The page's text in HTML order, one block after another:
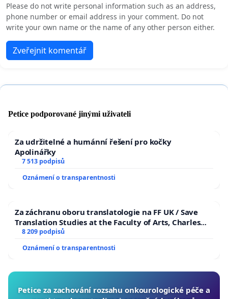
Please do not write personal information such as an address,
phone number or email address in your comment. Do not
write your own name or the name of any other person either.
Zveřejnit komentář
Petice podporované jinými uživateli
Za udržitelné a humánní řešení pro kočky
Apolinářky
7 513 podpisů
Oznámení o transparentnosti
Za záchranu oboru translatologie na FF UK / Save
Translation Studies at the Faculty of Arts, Charles
University
8 209 podpisů
Oznámení o transparentnosti
Petice za zachování rozsahu onkourologické péče a